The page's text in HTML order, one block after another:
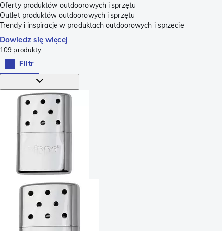
Oferty produktów outdoorowych i sprzętu
Outlet produktów outdoorowych i sprzętu
Trendy i inspiracje w produktach outdoorowych i sprzęcie
Dowiedz się więcej
109 produkty
Filtr